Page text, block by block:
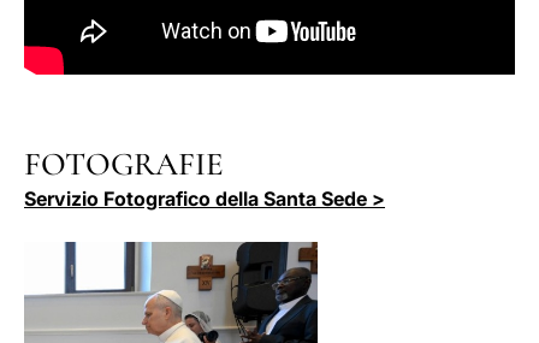
FOTOGRAFIE
Servizio Fotografico della Santa Sede >